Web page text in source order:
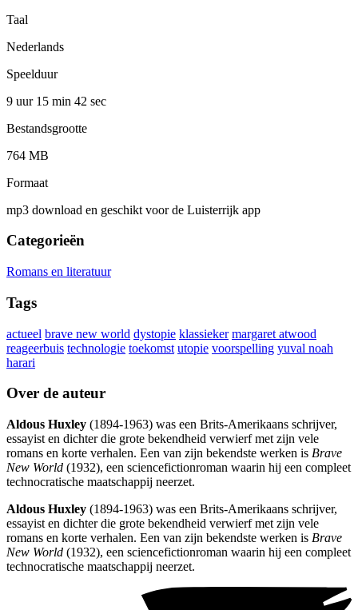
Taal
Nederlands
Speelduur
9 uur 15 min 42 sec
Bestandsgrootte
764 MB
Formaat
mp3 download en geschikt voor de Luisterrijk app
Categorieën
Romans en literatuur
Tags
actueel brave new world dystopie klassieker margaret atwood
reageerbuis technologie toekomst utopie voorspelling yuval noah
harari
Over de auteur
Aldous Huxley (1894-1963) was een Brits-Amerikaans schrijver,
essayist en dichter die grote bekendheid verwierf met zijn vele
romans en korte verhalen. Een van zijn bekendste werken is Brave
New World (1932), een sciencefictionroman waarin hij een compleet
technocratische maatschappij neerzet.
Aldous Huxley (1894-1963) was een Brits-Amerikaans schrijver,
essayist en dichter die grote bekendheid verwierf met zijn vele
romans en korte verhalen. Een van zijn bekendste werken is Brave
New World (1932), een sciencefictionroman waarin hij een compleet
technocratische maatschappij neerzet.